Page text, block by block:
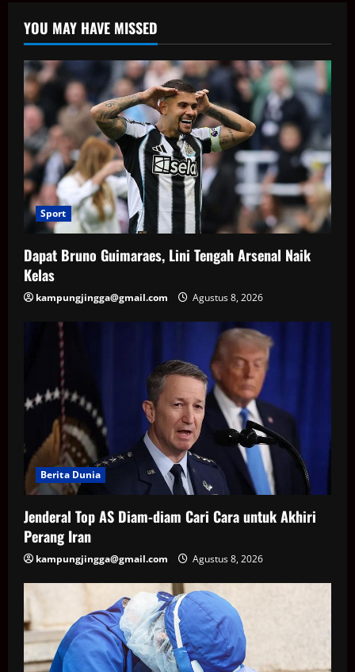
YOU MAY HAVE MISSED
Sport
Dapat Bruno Guimaraes, Lini Tengah Arsenal Naik
Kelas
kampungjingga@gmail.com Agustus 8, 2026
Berita Dunia
Jenderal Top AS Diam-diam Cari Cara untuk Akhiri
Perang Iran
kampungjingga@gmail.com Agustus 8, 2026